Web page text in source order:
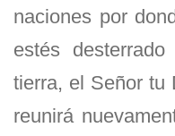
naciones por
estés
tierra, el Señor tu
reunirá